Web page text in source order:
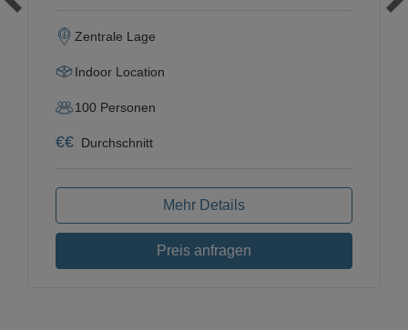
Zentrale Lage
Indoor Location
100 Personen
€€ Durchschnitt
Mehr Details
Preis anfragen